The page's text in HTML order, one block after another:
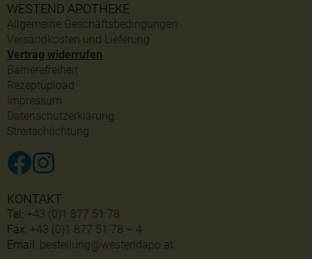
WESTEND APOTHEKE
Allgemeine Geschäftsbedingungen
Versandkosten und Lieferung
Vertrag widerrufen
Barrierefreiheit
Rezeptupload
Impressum
Datenschutzerklärung
Streitschlichtung
KONTAKT
Tel: +43 (0)1 877 51 78
Fax: +43 (0)1 877 51 78 – 4
Email: bestellung@westendapo.at